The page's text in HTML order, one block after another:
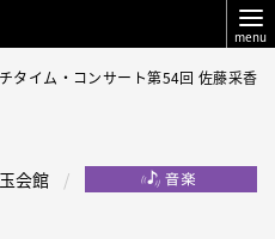
menu
タイム・コンサート第54回 佐藤采香
会館